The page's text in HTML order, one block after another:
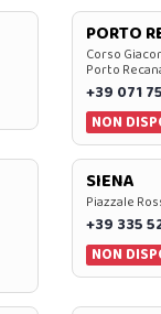
PORTO
Corso
Porto
+39 071
NON
SIENA
Piazzale
+39 335
NON